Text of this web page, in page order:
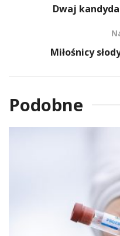
Dwaj
Miłośnicy
Podobne